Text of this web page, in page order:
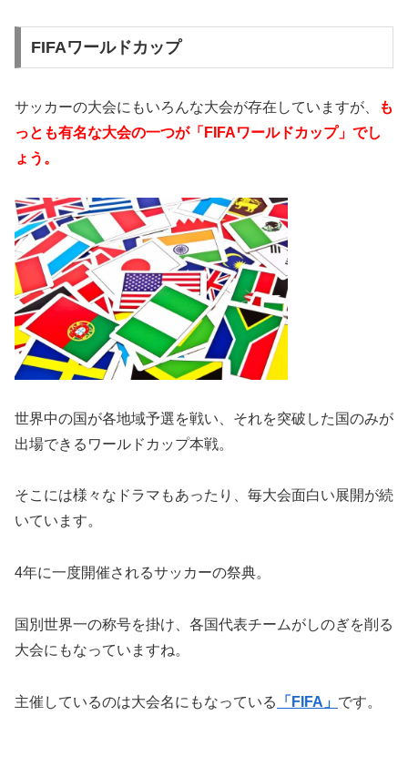
FIFAワールドカップ
サッカーの大会にもいろんな大会が存在していますが、
も
っとも有名な大会の一つが「FIFAワールドカップ」でし
ょう。
世界中の国が各地域予選を戦い、それを突破した国のみが
出場できるワールドカップ本戦。
そこには様々なドラマもあったり、毎大会面白い展開が続
いています。
4年に一度開催されるサッカーの祭典。
国別世界一の称号を掛け、各国代表チームがしのぎを削る
大会にもなっていますね。
主催しているのは大会名にもなっている 「FIFA」 です。